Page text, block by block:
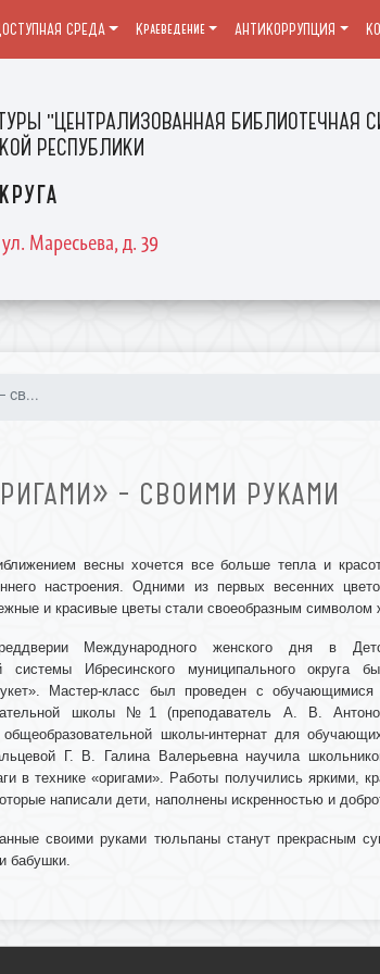
"ЦЕНТРАЛИЗОВАННАЯ БИБЛИОТЕЧНАЯ
РЕСПУБЛИКИ
Маресьева, д. 39
СРЕДА Краеведение АНТИКОРРУПЦИЯ
св...
– СВОИМИ РУКАМИ
весны хочется все больше тепла и
настроения. Одними из первых весенних
и красивые цветы стали своеобразным символом
Международного женского дня в
системы Ибресинского муниципального округа
Мастер-класс был проведен с
школы №1 (преподаватель А. В.
общеобразовательной школы-интернат для
Г. В. Галина Валерьевна научила
в технике «оригами». Работы получились яркими,
написали дети, наполнены искренностью и
своими руками тюльпаны станут прекрасным
бабушки.